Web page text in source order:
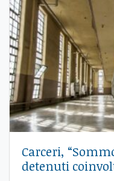
Carceri,
detenuti